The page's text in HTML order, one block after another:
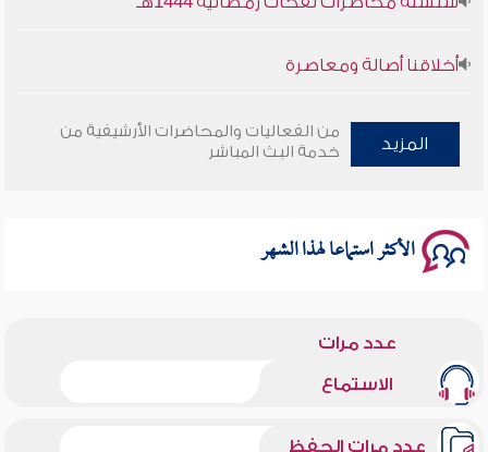
سلسلة محاضرات نفحات رمضانية 1444هـ
المزيد
من الفعاليات والمحاضرات الأرشيفية من
خدمة البث المباشر
الأكثر استماعا لهذا الشهر
عدد مرات
الاستماع
عدد مرات الحفظ